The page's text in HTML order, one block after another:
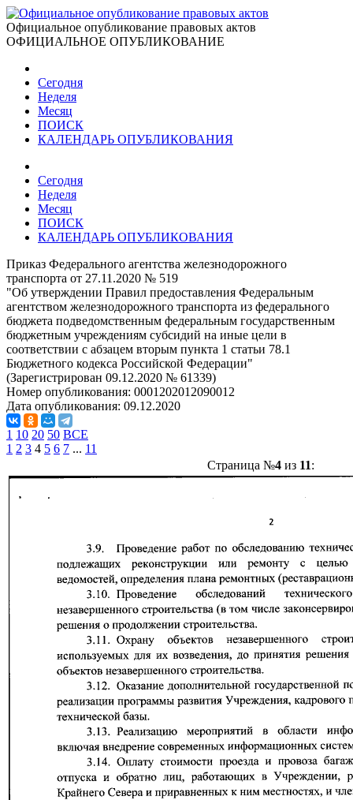
Официальное опубликование правовых актов
ОФИЦИАЛЬНОЕ ОПУБЛИКОВАНИЕ
Сегодня
Неделя
Месяц
ПОИСК
КАЛЕНДАРЬ ОПУБЛИКОВАНИЯ
Сегодня
Неделя
Месяц
ПОИСК
КАЛЕНДАРЬ ОПУБЛИКОВАНИЯ
Приказ Федерального агентства железнодорожного
транспорта от 27.11.2020 № 519
"Об утверждении Правил предоставления Федеральным
агентством железнодорожного транспорта из федерального
бюджета подведомственным федеральным государственным
бюджетным учреждениям субсидий на иные цели в
соответствии с абзацем вторым пункта 1 статьи 78.1
Бюджетного кодекса Российской Федерации"
(Зарегистрирован 09.12.2020 № 61339)
Номер опубликования: 0001202012090012
Дата опубликования: 09.12.2020
1 10 20 50 ВСЕ
1 2 3 4 5 6 7 ... 11
Страница №4 из 11: